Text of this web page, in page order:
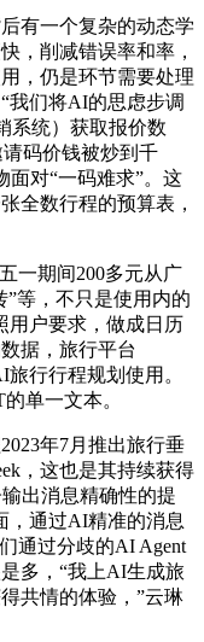
有一个复杂的动态学
，削减错误率和率，
，仍是环节需要处理
我们将AI的思虑步调
系统）获取报价数
码价钱被炒到千
面对“一码难求”。这
全数行程的预算表，
一期间200多元从广
”等，不只是使用内的
用户要求，做成日历
据，旅行平台
行行程规划使用。
单一文本。
年7月推出旅行垂
，这也是其持续获得
出消息精确性的提
，通过AI精准的消息
通过分歧的AI Agent
多，“我上AI生成旅
共情的体验，”云琳